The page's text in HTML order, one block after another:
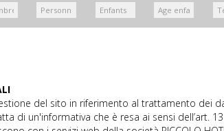
del sito in riferimento al trattamento dei
di un'informativa che è resa ai sensi dell’art. 13